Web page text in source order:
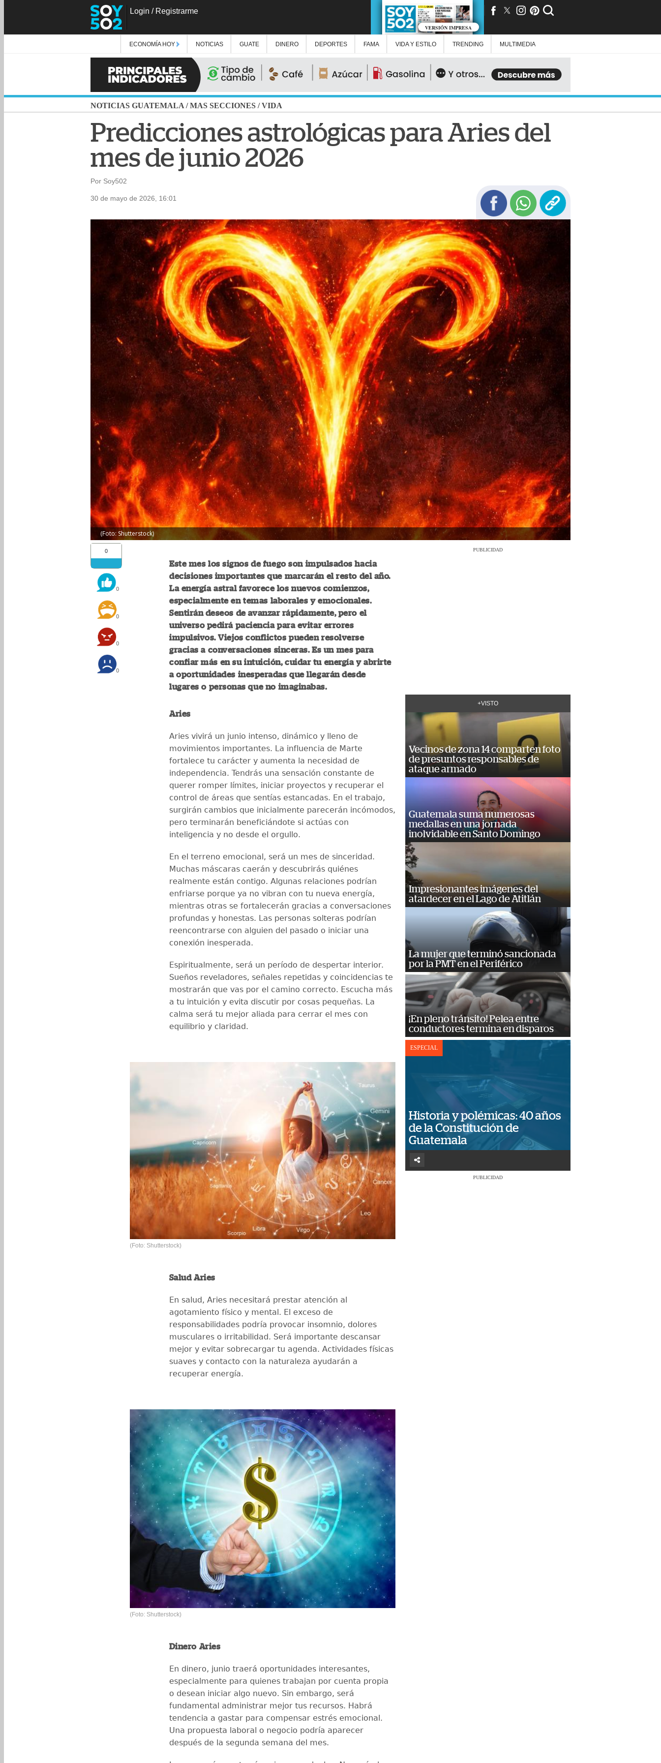
Login / Registrarme
VERSIÓN IMPRESA
ECONOMÍA HOY NOTICIAS GUATE DINERO DEPORTES FAMA VIDA Y ESTILO TRENDING MULTIMEDIA
NOTICIAS GUATEMALA /MAS SECCIONES /VIDA
Predicciones astrológicas para Aries del
mes de junio 2026
Por Soy502
30 de mayo de 2026, 16:01
(Foto: Shutterstock)
0
0
0
0
0
Este mes los signos de fuego son impulsados hacia
decisiones importantes que marcarán el resto del año.
La energía astral favorece los nuevos comienzos,
especialmente en temas laborales y emocionales.
Sentirán deseos de avanzar rápidamente, pero el
universo pedirá paciencia para evitar errores
impulsivos. Viejos conflictos pueden resolverse
gracias a conversaciones sinceras. Es un mes para
confiar más en su intuición, cuidar tu energía y abrirte
a oportunidades inesperadas que llegarán desde
lugares o personas que no imaginabas.
Aries
Aries vivirá un junio intenso, dinámico y lleno de
movimientos importantes. La influencia de Marte
fortalece tu carácter y aumenta la necesidad de
independencia. Tendrás una sensación constante de
querer romper límites, iniciar proyectos y recuperar el
control de áreas que sentías estancadas. En el trabajo,
surgirán cambios que inicialmente parecerán incómodos,
pero terminarán beneficiándote si actúas con
inteligencia y no desde el orgullo.
En el terreno emocional, será un mes de sinceridad.
Muchas máscaras caerán y descubrirás quiénes
realmente están contigo. Algunas relaciones podrían
enfriarse porque ya no vibran con tu nueva energía,
mientras otras se fortalecerán gracias a conversaciones
profundas y honestas. Las personas solteras podrían
reencontrarse con alguien del pasado o iniciar una
conexión inesperada.
Espiritualmente, será un período de despertar interior.
Sueños reveladores, señales repetidas y coincidencias te
mostrarán que vas por el camino correcto. Escucha más
a tu intuición y evita discutir por cosas pequeñas. La
calma será tu mejor aliada para cerrar el mes con
equilibrio y claridad.
(Foto: Shutterstock)
Salud Aries
En salud, Aries necesitará prestar atención al
agotamiento físico y mental. El exceso de
responsabilidades podría provocar insomnio, dolores
musculares o irritabilidad. Será importante descansar
mejor y evitar sobrecargar tu agenda. Actividades físicas
suaves y contacto con la naturaleza ayudarán a
recuperar energía.
(Foto: Shutterstock)
Dinero Aries
En dinero, junio traerá oportunidades interesantes,
especialmente para quienes trabajan por cuenta propia
o desean iniciar algo nuevo. Sin embargo, será
fundamental administrar mejor tus recursos. Habrá
tendencia a gastar para compensar estrés emocional.
Una propuesta laboral o negocio podría aparecer
después de la segunda semana del mes.
PUBLICIDAD
+VISTO
Vecinos de zona 14 comparten foto
de presuntos responsables de
ataque armado
Guatemala suma numerosas
medallas en una jornada
inolvidable en Santo Domingo
Impresionantes imágenes del
atardecer en el Lago de Atitlán
La mujer que terminó sancionada
por la PMT en el Periférico
¡En pleno tránsito! Pelea entre
conductores termina en disparos
ESPECIAL
Historia y polémicas: 40 años
de la Constitución de
Guatemala
PUBLICIDAD